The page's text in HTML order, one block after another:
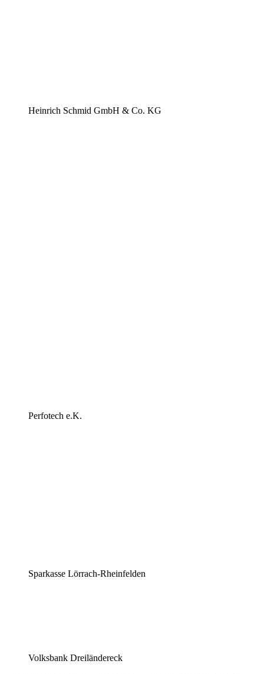
Heinrich Schmid GmbH & Co. KG
Perfotech e.K.
Sparkasse Lörrach-Rheinfelden
Volksbank Dreiländereck